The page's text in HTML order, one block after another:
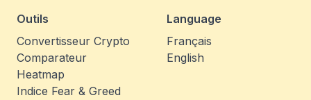
Outils
Convertisseur Crypto
Comparateur
Heatmap
Indice Fear & Greed
Language
Français
English